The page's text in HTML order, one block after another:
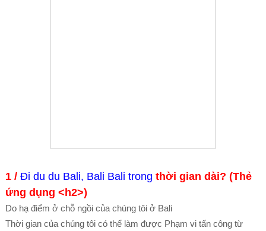
1 / Đi du du Bali, Bali Bali trong thời gian dài? (Thẻ
ứng dụng <h2>)
Do hạ điểm ở chỗ ngồi của chúng tôi ở Bali
Thời gian của chúng tôi có thể làm được Phạm vi tấn công từ